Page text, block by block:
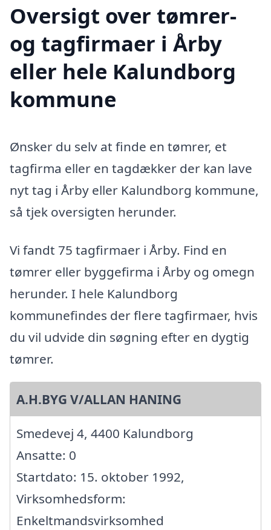
Oversigt over tømrer-
og tagfirmaer i Årby
eller hele Kalundborg
kommune
Ønsker du selv at finde en tømrer, et
tagfirma eller en tagdækker der kan lave
nyt tag i Årby eller Kalundborg kommune,
så tjek oversigten herunder.
Vi fandt 75 tagfirmaer i Årby. Find en
tømrer eller byggefirma i Årby og omegn
herunder. I hele Kalundborg
kommunefindes der flere tagfirmaer, hvis
du vil udvide din søgning efter en dygtig
tømrer.
A.H.BYG V/ALLAN HANING
Smedevej 4, 4400 Kalundborg
Ansatte: 0
Startdato: 15. oktober 1992,
Virksomhedsform:
Enkeltmandsvirksomhed